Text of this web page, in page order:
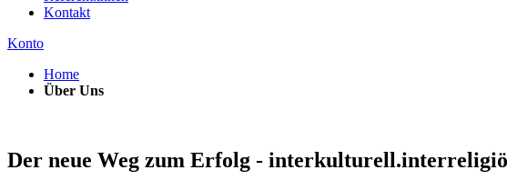
Kontakt
Konto
Home
Über Uns
Der neue Weg zum Erfolg - interkulturell.